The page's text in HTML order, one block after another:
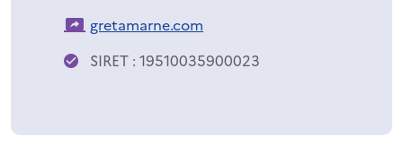
gretamarne.com
SIRET : 19510035900023